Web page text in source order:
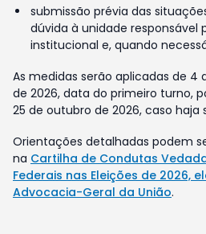
submissão prévia das
dúvida à unidade responsável
institucional e, quando
As medidas serão aplicadas de 4
de 2026, data do primeiro turno,
25 de outubro de 2026, caso haja
Orientações detalhadas podem
na Cartilha de Condutas
Federais nas Eleições de 2026,
Advocacia-Geral da União.